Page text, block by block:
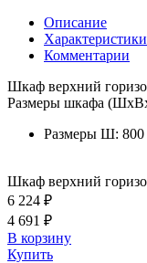
Описание
Характеристики
Комментарии
Шкаф верхний
Размеры шкафа
Размеры Ш: 800
Шкаф верхний
6 224 ₽
4 691 ₽
В корзину
Купить